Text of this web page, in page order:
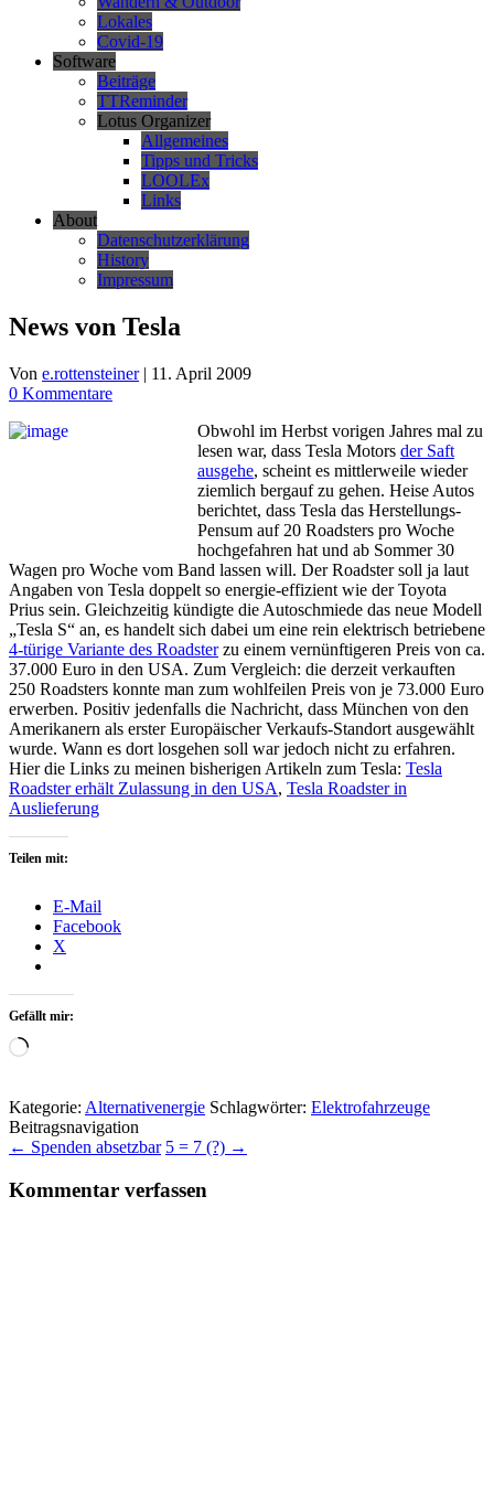
Lokales
Covid-19
Software
Beiträge
TTReminder
Lotus Organizer
Allgemeines
Tipps und Tricks
LOOLEx
Links
About
Datenschutzerklärung
History
Impressum
News von Tesla
Von e.rottensteiner | 11. April 2009
0 Kommentare
Obwohl im Herbst vorigen Jahres mal zu
lesen war, dass Tesla Motors der Saft
ausgehe, scheint es mittlerweile wieder
ziemlich bergauf zu gehen. Heise Autos
berichtet, dass Tesla das Herstellungs-
Pensum auf 20 Roadsters pro Woche
hochgefahren hat und ab Sommer 30
Wagen pro Woche vom Band lassen will. Der Roadster soll ja laut
Angaben von Tesla doppelt so energie-effizient wie der Toyota
Prius sein. Gleichzeitig kündigte die Autoschmiede das neue Modell
„Tesla S“ an, es handelt sich dabei um eine rein elektrisch betriebene
4-türige Variante des Roadsterzu einem vernünftigeren Preis von ca.
37.000 Euro in den USA. Zum Vergleich: die derzeit verkauften
250 Roadsters konnte man zum wohlfeilen Preis von je 73.000 Euro
erwerben. Positiv jedenfalls die Nachricht, dass München von den
Amerikanern als erster Europäischer Verkaufs-Standort ausgewählt
wurde. Wann es dort losgehen soll war jedoch nicht zu erfahren.
Hier die Links zu meinen bisherigen Artikeln zum Tesla: Tesla
Roadster erhält Zulassung in den USA, Tesla Roadster in
Auslieferung
Teilen mit:
E-Mail
Facebook
X
Gefällt mir:
Wird
Kategorie: Alternativenergie Schlagwörter: Elektrofahrzeuge
Beitragsnavigation
← Spenden absetzbar 5 = 7 (?) →
Kommentar verfassen